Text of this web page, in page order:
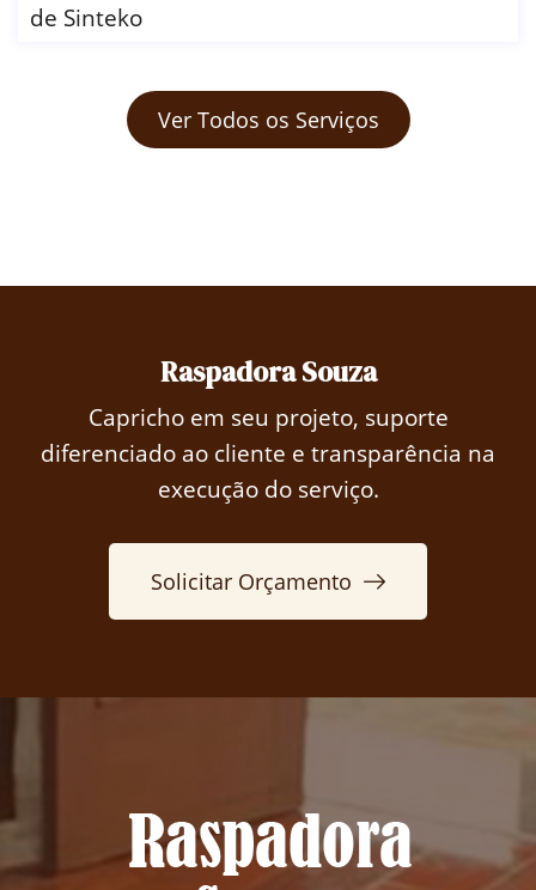
de Sinteko
Ver Todos os Serviços
Raspadora Souza
Capricho em seu projeto, suporte
diferenciado ao cliente e transparência na
execução do serviço.
Solicitar Orçamento